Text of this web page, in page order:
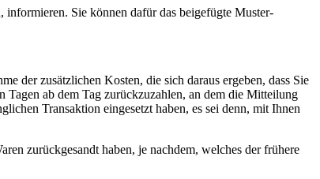
Sie können dafür das beigefügte Muster-
der zusätzlichen Kosten, die sich daraus ergeben, dass Sie
Tagen ab dem Tag zurückzuzahlen, an dem die Mitteilung
Transaktion eingesetzt haben, es sei denn, mit Ihnen
zurückgesandt haben, je nachdem, welches der frühere